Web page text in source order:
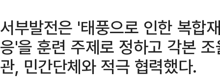
서부발전은 '태풍으로 인한 복합
응'을 훈련 주제로 정하고 각본
관, 민간단체와 적극 협력했다.